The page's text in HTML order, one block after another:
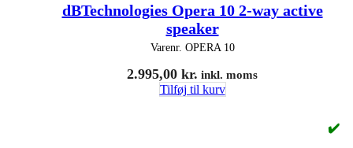
dBTechnologies Opera 10 2-way active
speaker
Varenr. OPERA 10
2.995,00 kr. inkl. moms
Tilføj til kurv
✔️